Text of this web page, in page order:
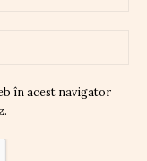
în acest navigator